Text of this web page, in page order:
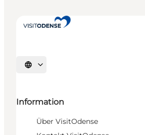
Sprache auswählen
Information
Über VisitOdense